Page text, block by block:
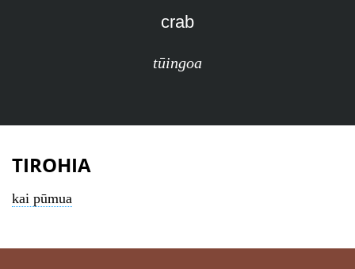
crab
tūingoa
TIROHIA
kai pūmua